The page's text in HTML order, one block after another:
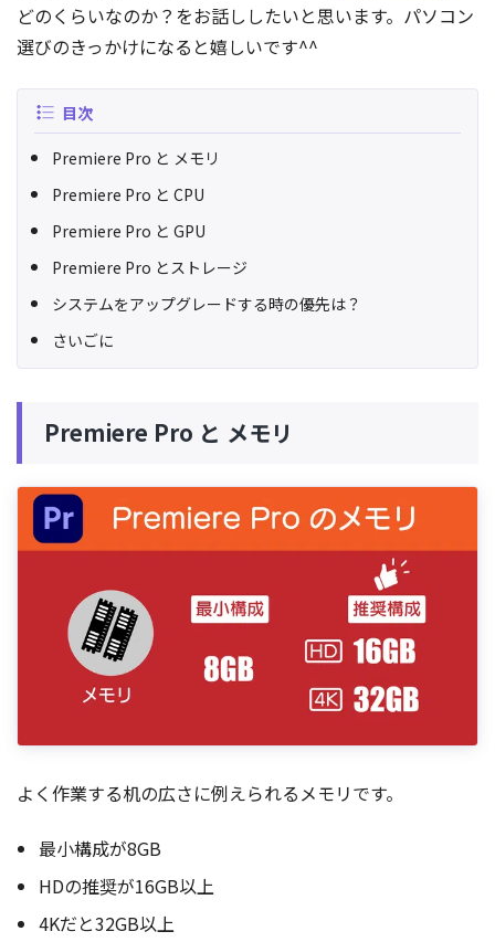
どのくらいなのか？をお話ししたいと思います。パソコン
選びのきっかけになると嬉しいです^^
目次
Premiere Pro と メモリ
Premiere Pro と CPU
Premiere Pro と GPU
Premiere Pro とストレージ
システムをアップグレードする時の優先は？
さいごに
Premiere Pro と メモリ
よく作業する机の広さに例えられるメモリです。
最小構成が8GB
HDの推奨が16GB以上
4Kだと32GB以上